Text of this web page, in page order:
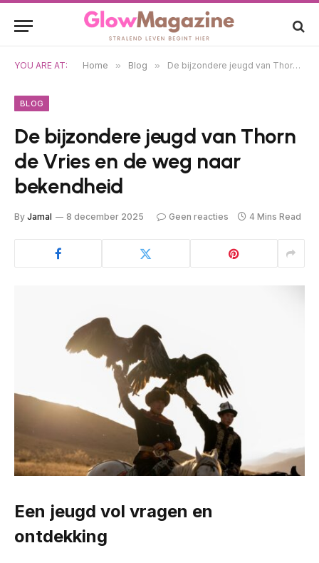
YOU ARE AT: Home » Blog » De bijzondere jeugd van Thorn de Vries en de weg naar bekendheid
BLOG
De bijzondere jeugd van Thorn
de Vries en de weg naar
bekendheid
By Jamal 8 december 2025 Geen reacties 4 Mins Read
Een jeugd vol vragen en
ontdekking